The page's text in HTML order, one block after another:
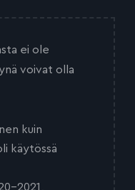
ei ole
voivat olla
kuin
käytössä
2021,